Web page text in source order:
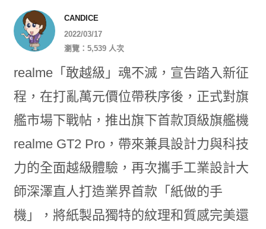
CANDICE
2022/03/17
瀏覽：5,539 人次
realme「敢越級」魂不滅，宣告踏入新征
程，在打亂萬元價位帶秩序後，正式對旗
艦市場下戰帖，推出旗下首款頂級旗艦機
realme GT2 Pro，帶來兼具設計力與科技
力的全面越級體驗，再次攜手工業設計大
師深澤直人打造業界首款「紙做的手
機」，將紙製品獨特的紋理和質感完美還